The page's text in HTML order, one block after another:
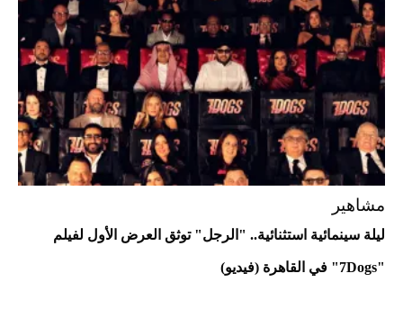
أفضل تدريج للشعر الطويل لإطلالة جريئة وعصرية
أحذية Mary Jane: ترف وأناقة للرجال
مشاهير
ليلة سينمائية استثنائية.. "الرجل" توثق العرض الأول لفيلم
"7Dogs" في القاهرة (فيديو)